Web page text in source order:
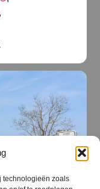
technologieën zoals
,